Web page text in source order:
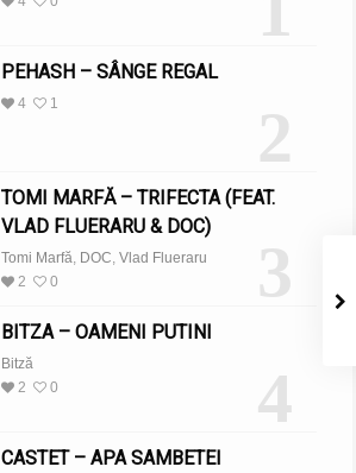
2
PEHASH – SÂNGE REGAL
4 1
3
TOMI MARFĂ – TRIFECTA (FEAT.
VLAD FLUERARU & DOC)
Tomi Marfă, DOC,Vlad Flueraru
2
0
4
BITZA – OAMENI PUTINI
Bitză
2
0
CASTET – APA SAMBETEI